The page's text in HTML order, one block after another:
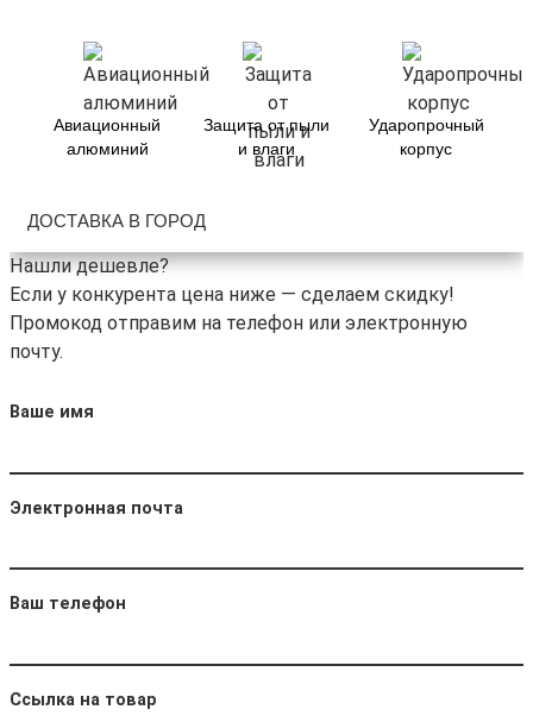
Авиационный
алюминий
Защита от пыли
и влаги
Ударопрочный
корпус
ДОСТАВКА В ГОРОД
Нашли дешевле?
Если у конкурента цена ниже — сделаем скидку!
Промокод отправим на телефон или электронную
почту.
Ваше имя
Электронная почта
Ваш телефон
Ссылка на товар